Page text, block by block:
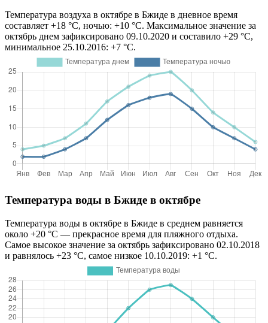
Температура воздуха в октябре в Бжиде в дневное время
составляет +18 °C, ночью: +10 °C. Максимальное значение за
октябрь днем зафиксировано 09.10.2020 и составило +29 °C,
минимальное 25.10.2016: +7 °C.
Температура воды в Бжиде в октябре
Температура воды в октябре в Бжиде в среднем равняется
около +20 °C — прекрасное время для пляжного отдыха.
Самое высокое значение за октябрь зафиксировано 02.10.2018
и равнялось +23 °C, самое низкое 10.10.2019: +1 °C.